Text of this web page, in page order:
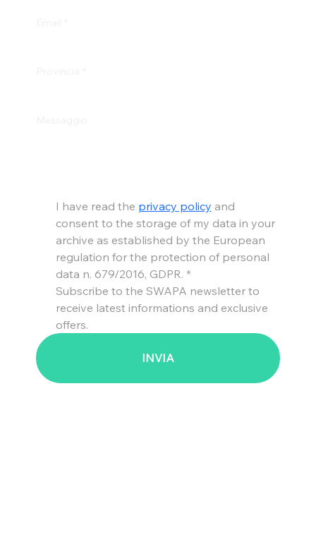
I have read the privacy policy and
consent to the storage of my data in your
archive as established by the European
regulation for the protection of personal
data n. 679/2016, GDPR. *
Subscribe to the SWAPA newsletter to
receive latest informations and exclusive
offers.
INVIA